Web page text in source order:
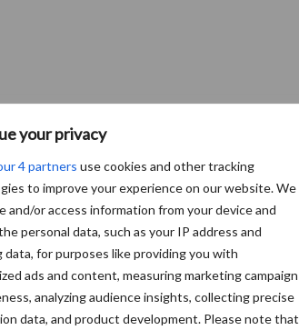
your privacy
4 partners use cookies and other tracking
to improve your experience on our website. We
and/or access information from your device and
personal data, such as your IP address and
data, for purposes like providing you with
ads and content, measuring marketing campaign
analyzing audience insights, collecting precise
data, and product development. Please note that
afkomstig van melk die tijdens het
lange traditie die teruggaat tot
is intens geel van kleur en heeft een erg
gras- en kruidensoorten. De
Vanwege het sterke aroma wordt de
op gezouten vlees of gerookte forel